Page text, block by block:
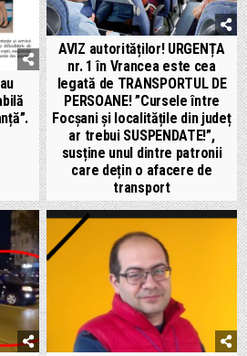
AVIZ autorităților! URGENȚA
nr. 1 în Vrancea este cea
legată de TRANSPORTUL DE
PERSOANE! ”Cursele între
Focșani și localitățile din județ
ar trebui SUSPENDATE!”,
susține unul dintre patronii
care dețin o afacere de
transport